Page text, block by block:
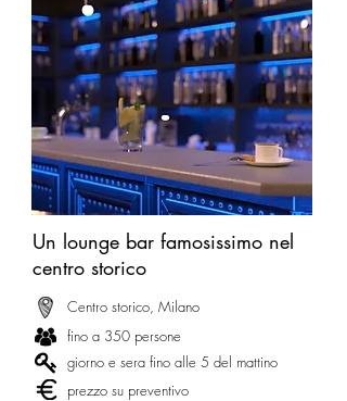
Un lounge bar famosissimo nel
centro storico
Centro storico, Milano
fino a 350 persone
giorno e sera fino alle 5 del mattino
prezzo su preventivo